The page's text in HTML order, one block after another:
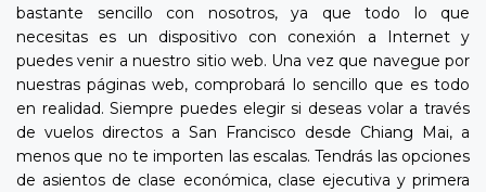
bastante sencillo con nosotros, ya que todo lo que
necesitas es un dispositivo con conexión a Internet y
puedes venir a nuestro sitio web. Una vez que navegue por
nuestras páginas web, comprobará lo sencillo que es todo
en realidad. Siempre puedes elegir si deseas volar a través
de vuelos directos a San Francisco desde Chiang Mai, a
menos que no te importen las escalas. Tendrás las opciones
de asientos de clase económica, clase ejecutiva y primera